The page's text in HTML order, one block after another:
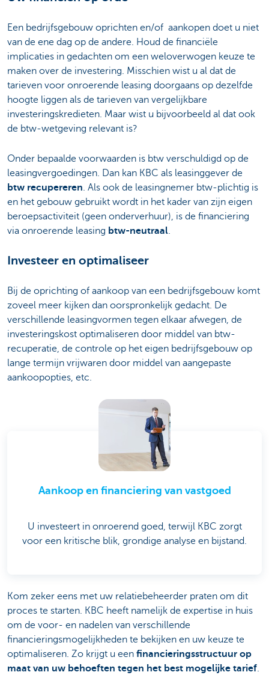
Een bedrijfsgebouw oprichten en/of aankopen doet u niet
van de ene dag op de andere. Houd de financiële
implicaties in gedachten om een weloverwogen keuze te
maken over de investering. Misschien wist u al dat de
tarieven voor onroerende leasing doorgaans op dezelfde
hoogte liggen als de tarieven van vergelijkbare
investeringskredieten. Maar wist u bijvoorbeeld al dat ook
de btw-wetgeving relevant is?
Onder bepaalde voorwaarden is btw verschuldigd op de
leasingvergoedingen. Dan kan KBC als leasinggever de
btw recupereren. Als ook de leasingnemer btw-plichtig is
en het gebouw gebruikt wordt in het kader van zijn eigen
beroepsactiviteit (geen onderverhuur), is de financiering
via onroerende leasing btw-neutraal.
Investeer en optimaliseer
Bij de oprichting of aankoop van een bedrijfsgebouw komt
zoveel meer kijken dan oorspronkelijk gedacht. De
verschillende leasingvormen tegen elkaar afwegen, de
investeringskost optimaliseren door middel van btw-
recuperatie, de controle op het eigen bedrijfsgebouw op
lange termijn vrijwaren door middel van aangepaste
aankoopopties, etc.
Aankoop en financiering van vastgoed
U investeert in onroerend goed, terwijl KBC zorgt
voor een kritische blik, grondige analyse en bijstand.
Kom zeker eens met uw relatiebeheerder praten om dit
proces te starten. KBC heeft namelijk de expertise in huis
om de voor- en nadelen van verschillende
financieringsmogelijkheden te bekijken en uw keuze te
optimaliseren. Zo krijgt u een financieringsstructuur op
maat van uw behoeften tegen het best mogelijke tarief.